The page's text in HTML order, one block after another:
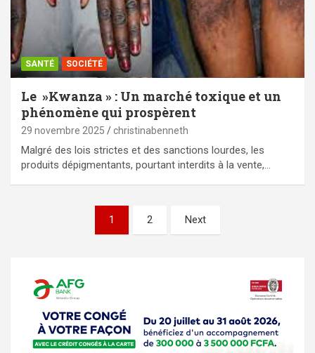
SANTÉ SOCIÉTÉ
Le »Kwanza » : Un marché toxique et un
phénomène qui prospèrent
29 novembre 2025 christinabenneth
Malgré des lois strictes et des sanctions lourdes, les
produits dépigmentants, pourtant interdits à la vente,…
1 2 Next